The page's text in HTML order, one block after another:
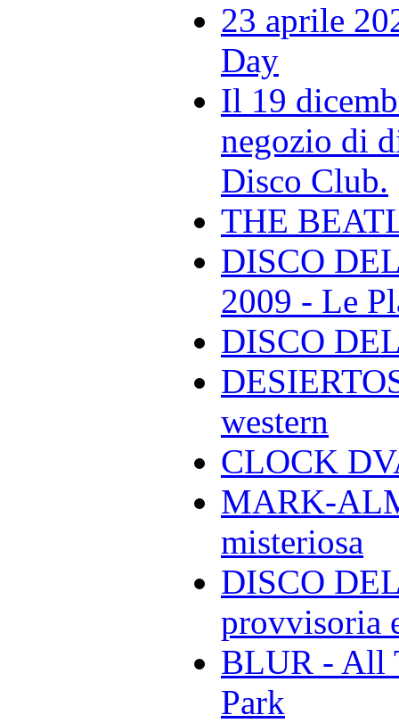
23 aprile
Day
Il 19
negozio di
Disco Club.
THE
DISCO
2009 - Le
DISCO
western
CLOCK
MARK-
misteriosa
DISCO
provvisoria
BLUR - All
Park